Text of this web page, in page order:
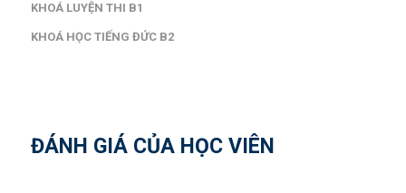
KHOÁ LUYỆN THI B1
KHOÁ HỌC TIẾNG ĐỨC B2
ĐÁNH GIÁ CỦA HỌC VIÊN